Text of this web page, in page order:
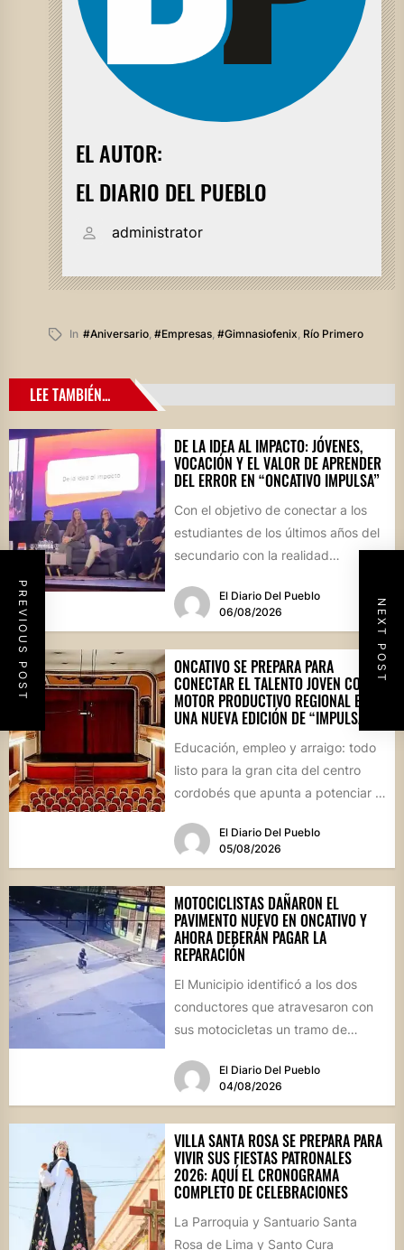
EL AUTOR:
EL DIARIO DEL PUEBLO
administrator
In #aniversario, #empresas, #gimnasiofenix, Río Primero
PREVIOUS POST NEXT POST
LEE TAMBIÉN...
DE LA IDEA AL IMPACTO: JÓVENES,
VOCACIÓN Y EL VALOR DE APRENDER
DEL ERROR EN “ONCATIVO IMPULSA”
Con el objetivo de conectar a los
estudiantes de los últimos años del
secundario con la realidad
El Diario Del Pueblo
06/08/2026
ONCATIVO SE PREPARA PARA
CONECTAR EL TALENTO JOVEN CON EL
MOTOR PRODUCTIVO REGIONAL EN
UNA NUEVA EDICIÓN DE “IMPULSA”
Educación, empleo y arraigo: todo
listo para la gran cita del centro
cordobés que apunta a potenciar el
El Diario Del Pueblo
05/08/2026
MOTOCICLISTAS DAÑARON EL
PAVIMENTO NUEVO EN ONCATIVO Y
AHORA DEBERÁN PAGAR LA
REPARACIÓN
El Municipio identificó a los dos
conductores que atravesaron con
sus motocicletas un tramo de
calle...
El Diario Del Pueblo
04/08/2026
VILLA SANTA ROSA SE PREPARA PARA
VIVIR SUS FIESTAS PATRONALES
2026: AQUÍ EL CRONOGRAMA
COMPLETO DE CELEBRACIONES
La Parroquia y Santuario Santa
Rosa de Lima y Santo Cura